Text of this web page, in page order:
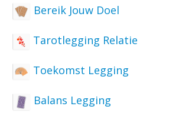
Bereik Jouw Doel
Tarotlegging Relatie
Toekomst Legging
Balans Legging